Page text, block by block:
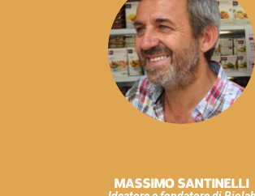
Massimo Santinelli